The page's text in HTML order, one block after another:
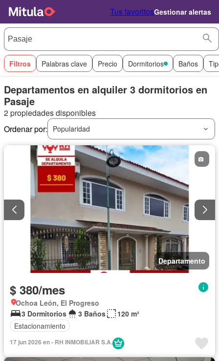
Tus favoritosGestionar alertas
Filtros Palabras clave Precio Dormitorios Baños
Departamentos en alquiler 3 dormitorios en
Pasaje
2 propiedades disponibles
Ordenar por:
Popularidad
Departamento
$ 380/mes
Ochoa León, El Progreso
3 Dormitorios
3 Baños
120 m²
Estacionamiento
17 jun 2026 en - RH INMOBILIAR S.A.